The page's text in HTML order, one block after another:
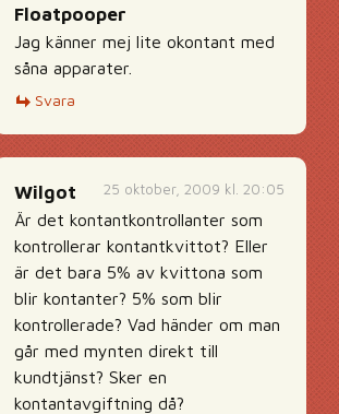
Floatpooper
Jag känner mej lite okontant med
såna apparater.
Svara
25 oktober, 2009 kl. 20:05
Wilgot
Är det kontantkontrollanter som
kontrollerar kontantkvittot? Eller
är det bara 5% av kvittona som
blir kontanter? 5% som blir
kontrollerade? Vad händer om man
går med mynten direkt till
kundtjänst? Sker en
kontantavgiftning då?